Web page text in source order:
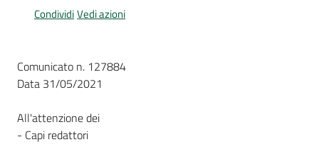
i
media
Per
i
CondividiVedi azioni
Comunicato n. 127884
Data 31/05/2021
All'attenzione dei
- Capi redattori